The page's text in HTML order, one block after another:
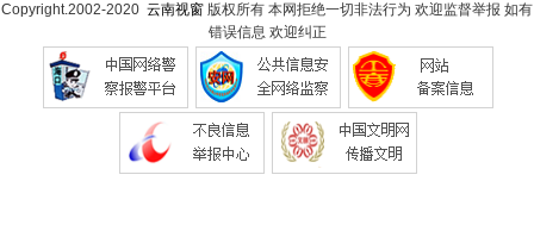
Copyright.2002-2020 云南视窗 版权所有 本网拒绝一切非法行为 欢迎监督举报 如有
错误信息 欢迎纠正